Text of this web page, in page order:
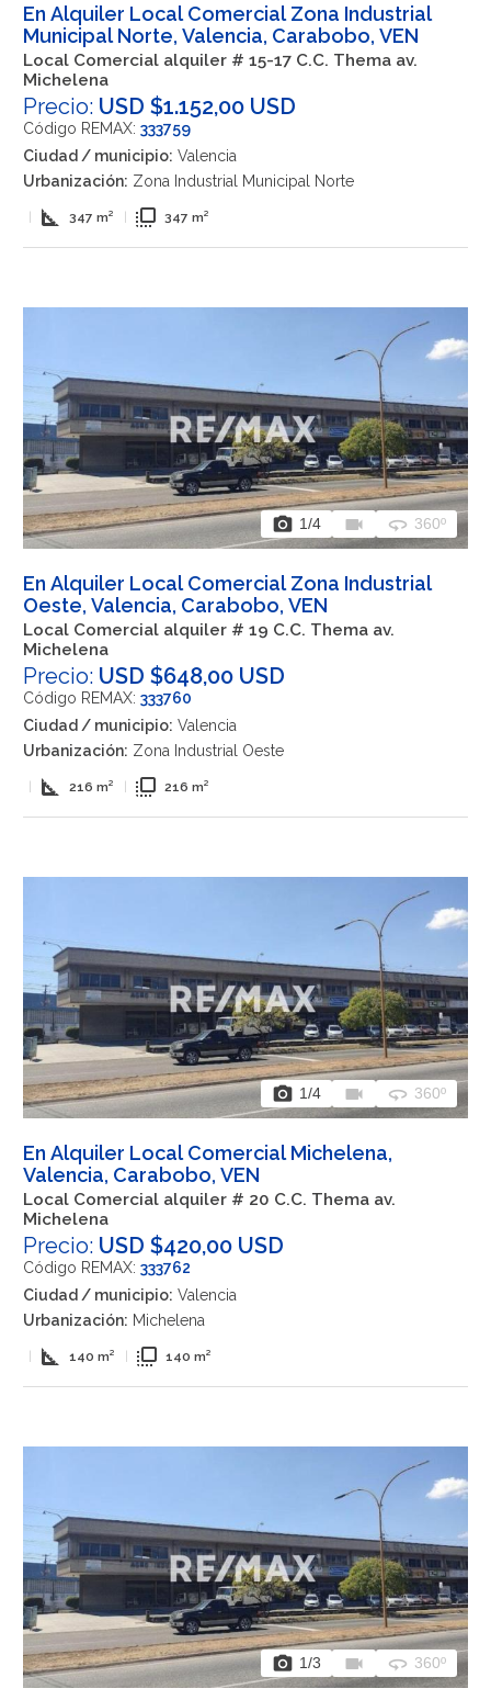
En Alquiler Local Comercial Zona Industrial
Municipal Norte, Valencia, Carabobo, VEN
Local Comercial alquiler # 15-17 C.C. Thema av.
Michelena
Precio: USD $1.152,00 USD
Código REMAX: 333759
Ciudad / municipio: Valencia
Urbanización: Zona Industrial Municipal Norte
square_foot 347 m² flip_to_front 347 m²
photo_camera 1/4 videocam 360 360º
En Alquiler Local Comercial Zona Industrial
Oeste, Valencia, Carabobo, VEN
Local Comercial alquiler # 19 C.C. Thema av.
Michelena
Precio: USD $648,00 USD
Código REMAX: 333760
Ciudad / municipio: Valencia
Urbanización: Zona Industrial Oeste
square_foot 216 m² flip_to_front 216 m²
photo_camera 1/4 videocam 360 360º
En Alquiler Local Comercial Michelena,
Valencia, Carabobo, VEN
Local Comercial alquiler # 20 C.C. Thema av.
Michelena
Precio: USD $420,00 USD
Código REMAX: 333762
Ciudad / municipio: Valencia
Urbanización: Michelena
square_foot 140 m² flip_to_front 140 m²
photo_camera 1/3 videocam 360 360º